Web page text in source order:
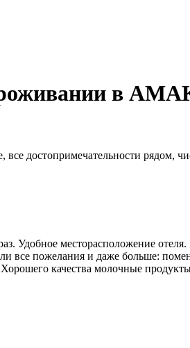
в
все достопримечательности рядом,
Удобное месторасположение
все пожелания и даже больше:
Хорошего качества молочные